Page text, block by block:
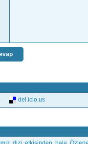
del.icio.us